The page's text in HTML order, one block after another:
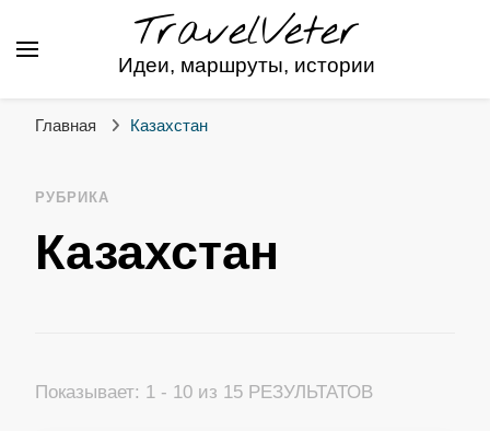
TravelVeter
Идеи, маршруты, истории
Главная Казахстан
РУБРИКА
Казахстан
Показывает: 1 - 10 из 15 РЕЗУЛЬТАТОВ